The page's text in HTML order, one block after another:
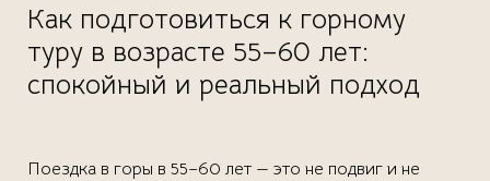
Как подготовиться к горному
туру в возрасте 55–60 лет:
спокойный и реальный подход
Поездка в горы в 55–60 лет — это не подвиг и не